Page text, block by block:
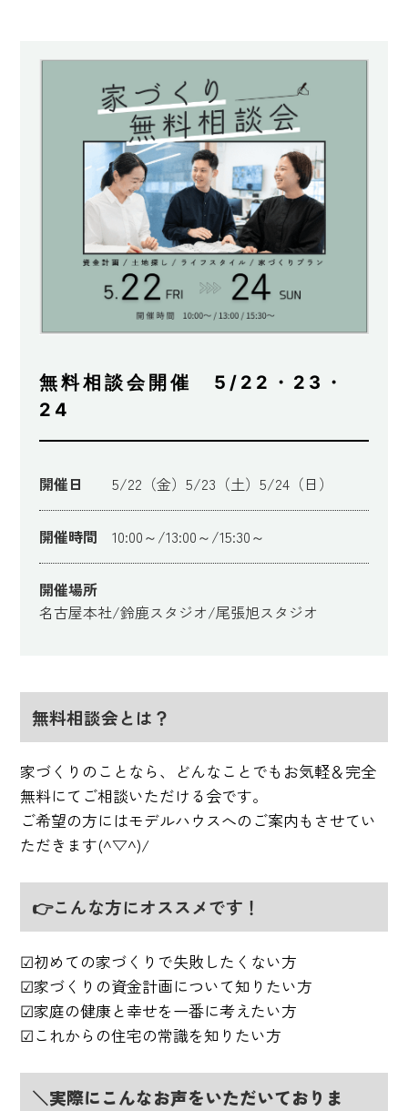
無料相談会開催 5/22・23・
24
開催日 5/22（金）5/23（土）5/24（日）
開催時間 10:00～/13:00～/15:30～
開催場所
名古屋本社/鈴鹿スタジオ/尾張旭スタジオ
無料相談会とは？
家づくりのことなら、どんなことでもお気軽＆完全
無料にてご相談いただける会です。
ご希望の方にはモデルハウスへのご案内もさせてい
ただきます(^▽^)/
👉こんな方にオススメです！
☑初めての家づくりで失敗したくない方
☑家づくりの資金計画について知りたい方
☑家庭の健康と幸せを一番に考えたい方
☑これからの住宅の常識を知りたい方
＼実際にこんなお声をいただいておりま